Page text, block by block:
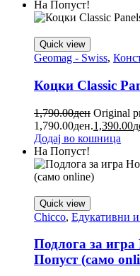
На Попуст!
Quick view
Geomag - Swiss,
Коцки Classic
1,790.00ден Original
1,790.00ден.1,390.00
Додај во кошница
На Попуст!
Quick view
Chicco, Едукативни
Подлога за игра
Попуст (само